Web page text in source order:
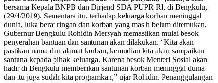
bersama Kepala BNPB dan Dirjend SDA PUPR RI, di Bengkulu,
(29/4/2019). Sementara itu, terhadap keluarga korban meninggal
dunia, luka berat ringan dan korban yang masih belum ditemukan,
Gubernur Bengkulu Rohidin Mersyah memastikan mulai besok
penyerahan bantuan dan santunan akan dilakukan. “Kita akan
pastikan nama dan alamat korban, kemudian kita akan sampaikan
santuna kepada pihak keluarga. Karena besok Menteri Sosial akan
hadir di Bengkulu memberikan santunan korban meninggal dunia
dan itu juga sudah kita programkan,” ujar Rohidin. Penanggulangan